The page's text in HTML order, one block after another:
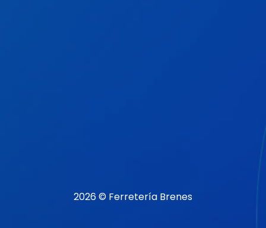
2026 © Ferretería Brenes